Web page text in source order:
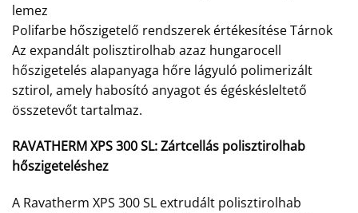
lemez
Polifarbe hőszigetelő rendszerek értékesítése Tárnok
Az expandált polisztirolhab azaz hungarocell
hőszigetelés alapanyaga hőre lágyuló polimerizált
sztirol, amely habosító anyagot és égéskésleltető
összetevőt tartalmaz.
RAVATHERM XPS 300 SL:Zártcellás polisztirolhab
hőszigeteléshez
A Ravatherm XPS 300 SL extrudált polisztirolhab